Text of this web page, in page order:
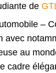
de
–
avec
au
cadre